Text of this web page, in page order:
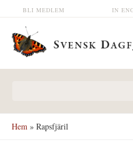
Hoppa till huvudinnehåll IN
BLI MEDLEM
Hem » Rapsfjäril